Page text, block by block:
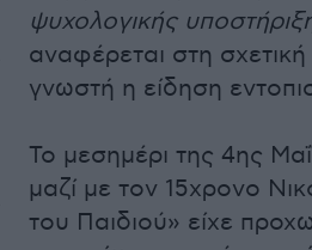
ψυχολογικής
αναφέρεται στη
γνωστή η είδηση
Το μεσημέρι της 4ης
μαζί με τον 15χρονο
του Παιδιού» είχε